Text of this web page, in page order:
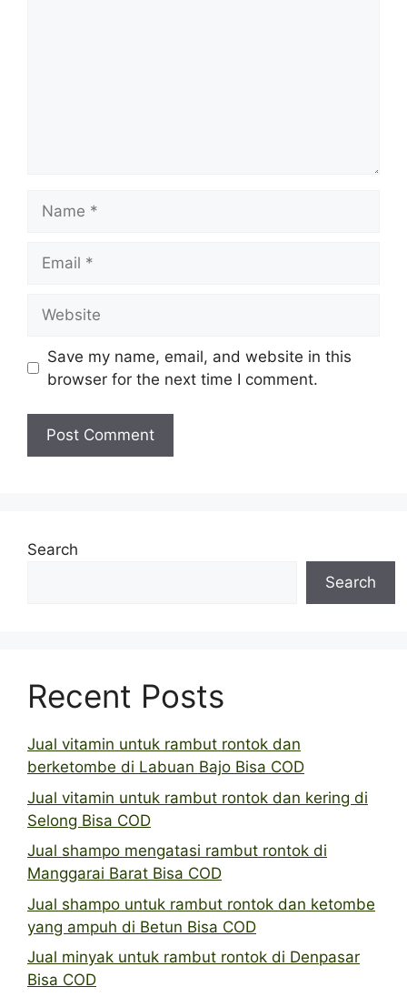
Save my name, email, and website in this
browser for the next time I comment.
Search
Search
Recent Posts
Jual vitamin untuk rambut rontok dan
berketombe di Labuan Bajo Bisa COD
Jual vitamin untuk rambut rontok dan kering di
Selong Bisa COD
Jual shampo mengatasi rambut rontok di
Manggarai Barat Bisa COD
Jual shampo untuk rambut rontok dan ketombe
yang ampuh di Betun Bisa COD
Jual minyak untuk rambut rontok di Denpasar
Bisa COD